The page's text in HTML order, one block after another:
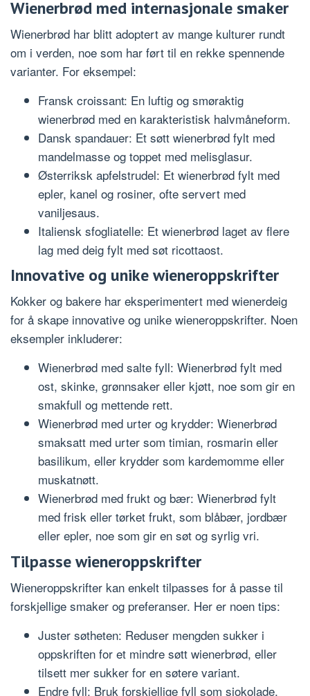
Wienerbrød med internasjonale smaker
Wienerbrød har blitt adoptert av mange kulturer rundt
om i verden, noe som har ført til en rekke spennende
varianter. For eksempel:
Fransk croissant: En luftig og smøraktig
wienerbrød med en karakteristisk halvmåneform.
Dansk spandauer: Et søtt wienerbrød fylt med
mandelmasse og toppet med melisglasur.
Østerriksk apfelstrudel: Et wienerbrød fylt med
epler, kanel og rosiner, ofte servert med
vaniljesaus.
Italiensk sfogliatelle: Et wienerbrød laget av flere
lag med deig fylt med søt ricottaost.
Innovative og unike wieneroppskrifter
Kokker og bakere har eksperimentert med wienerdeig
for å skape innovative og unike wieneroppskrifter. Noen
eksempler inkluderer:
Wienerbrød med salte fyll: Wienerbrød fylt med
ost, skinke, grønnsaker eller kjøtt, noe som gir en
smakfull og mettende rett.
Wienerbrød med urter og krydder: Wienerbrød
smaksatt med urter som timian, rosmarin eller
basilikum, eller krydder som kardemomme eller
muskatnøtt.
Wienerbrød med frukt og bær: Wienerbrød fylt
med frisk eller tørket frukt, som blåbær, jordbær
eller epler, noe som gir en søt og syrlig vri.
Tilpasse wieneroppskrifter
Wieneroppskrifter kan enkelt tilpasses for å passe til
forskjellige smaker og preferanser. Her er noen tips:
Juster søtheten: Reduser mengden sukker i
oppskriften for et mindre søtt wienerbrød, eller
tilsett mer sukker for en søtere variant.
Endre fyll: Bruk forskjellige fyll som sjokolade,